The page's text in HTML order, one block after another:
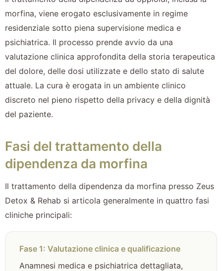
morfina, viene erogato esclusivamente in regime
residenziale sotto piena supervisione medica e
psichiatrica. Il processo prende avvio da una
valutazione clinica approfondita della storia terapeutica
del dolore, delle dosi utilizzate e dello stato di salute
attuale. La cura è erogata in un ambiente clinico
discreto nel pieno rispetto della privacy e della dignità
del paziente.
Fasi del trattamento della
dipendenza da morfina
Il trattamento della dipendenza da morfina presso Zeus
Detox & Rehab si articola generalmente in quattro fasi
cliniche principali:
Fase 1: Valutazione clinica e qualificazione
Anamnesi medica e psichiatrica dettagliata,